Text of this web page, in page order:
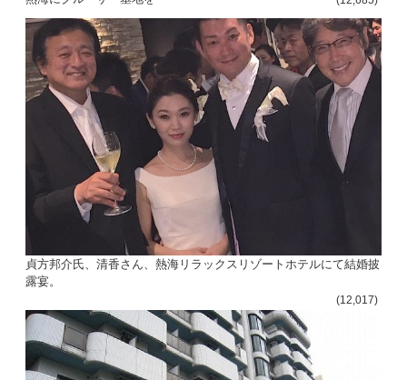
貞方邦介氏、清香さん、熱海リラックスリゾートホテルにて結婚披
露宴。
(12,017)